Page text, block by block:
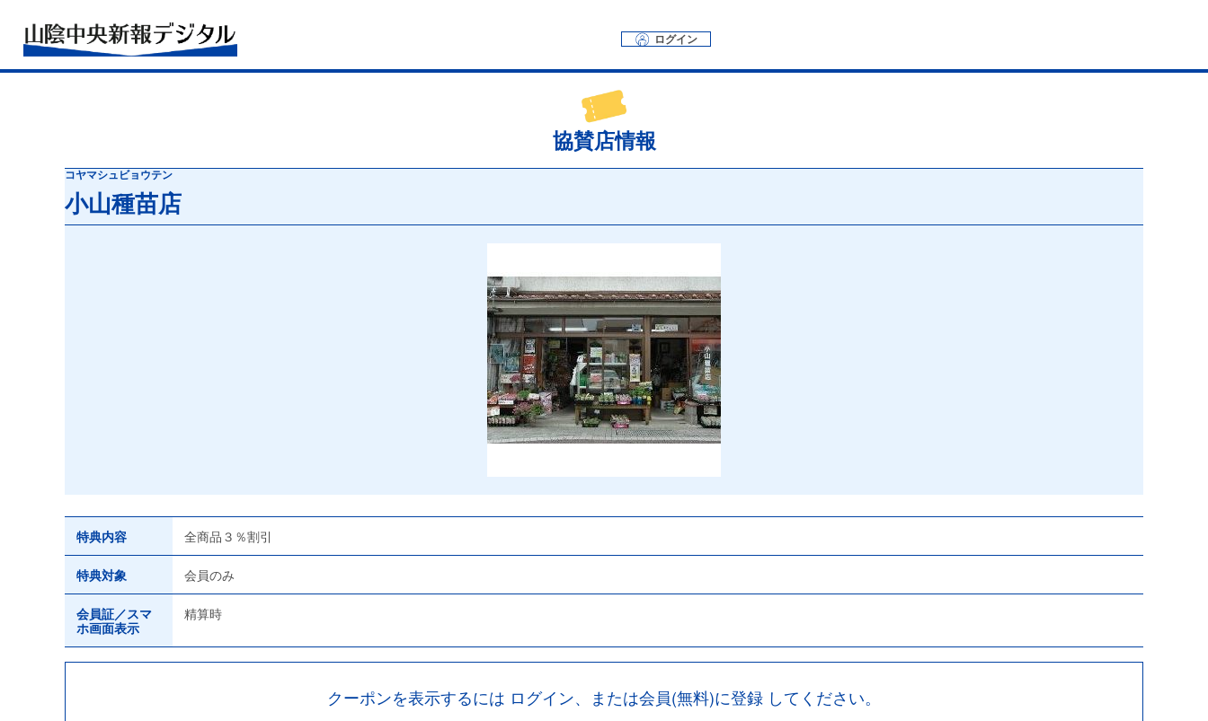
ログイン
協賛店情報
コヤマシュビョウテン
小山種苗店
特典内容 全商品３％割引
特典対象 会員のみ
会員証／スマ
ホ画面表示
精算時
クーポンを表示するには ログイン、または会員(無料)に登録 してください。